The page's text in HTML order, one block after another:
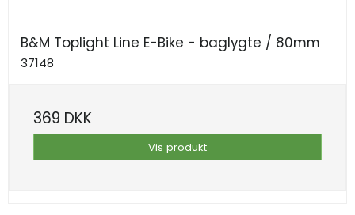
B&M Toplight Line E-Bike - baglygte / 80mm
37148
369 DKK
Vis produkt